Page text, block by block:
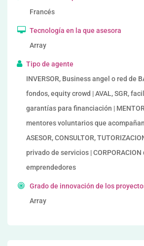
Francés
Tecnología en la que asesora
Array
Tipo de agente
INVERSOR, Business angel o red de
fondos, equity crowd | AVAL, SGR,
garantías para financiación |
mentores voluntarios que
ASESOR, CONSULTOR,
privado de servicios | CORPORACION
emprendedores
Grado de innovación de los
Array